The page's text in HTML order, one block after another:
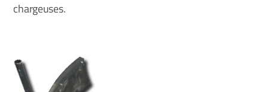
chargeuses.